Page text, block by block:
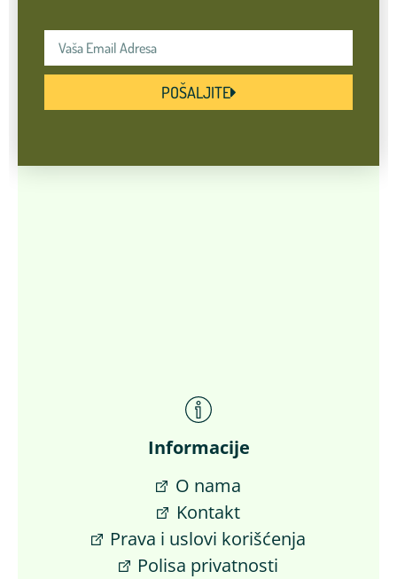
POŠALJITE
Informacije
O nama
Kontakt
Prava i uslovi korišćenja
Polisa privatnosti